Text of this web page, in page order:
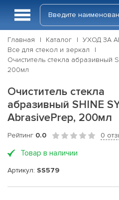
Главная Каталог
УХОД ЗА
Все для стекол и зеркал
Очиститель стекла абразивный
200мл
Очиститель стекла
абразивный SHINE
AbrasivePrep, 200мл
Рейтинг 0.0 0
Товар в наличии
Артикул: SS579